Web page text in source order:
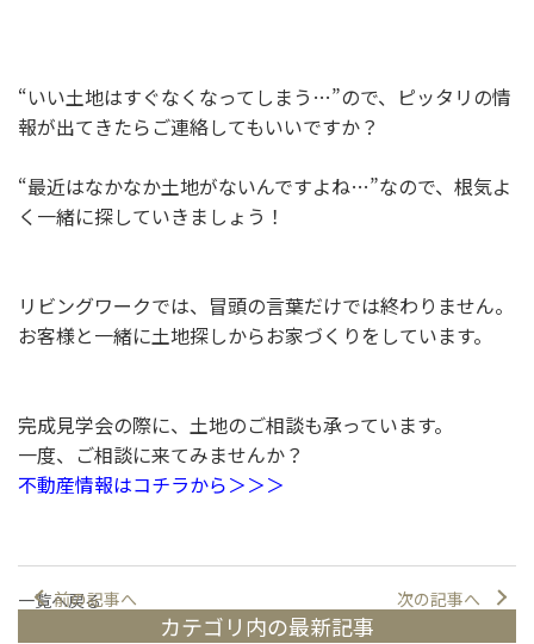
“いい土地はすぐなくなってしまう…”ので、ピッタリの情
報が出てきたらご連絡してもいいですか？
“最近はなかなか土地がないんですよね…”なので、根気よ
く一緒に探していきましょう！
リビングワークでは、冒頭の言葉だけでは終わりません。
お客様と一緒に土地探しからお家づくりをしています。
完成見学会の際に、土地のご相談も承っています。
一度、ご相談に来てみませんか？
不動産情報はコチラから＞＞＞
前の記事へ 次の記事へ
一覧へ戻る
カテゴリ内の最新記事